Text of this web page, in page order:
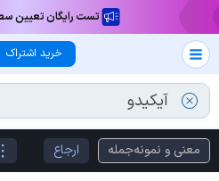
تست رایگان تعیین
خرید اشتراک
معنی و نمونه‌جمله ارجاع